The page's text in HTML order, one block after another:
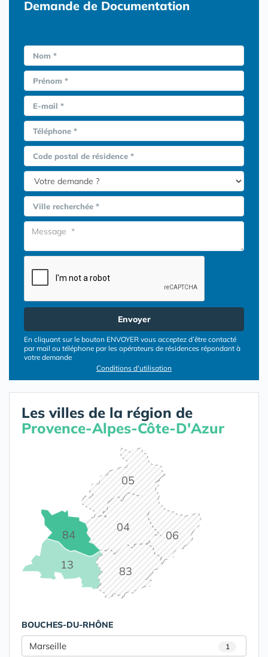
Demande de Documentation
Nom *
Prénom *
E-mail *
Téléphone *
Code postal de résidence *
Ville recherchée *
Envoyer
En cliquant sur le bouton ENVOYER vous acceptez d’être contacté
par mail ou téléphone par les opérateurs de résidences répondant à
votre demande
Conditions d'utilisation
Les villes de la région de
Provence-Alpes-Côte-D'Azur
04
05
06
13 83
84
BOUCHES-DU-RHÔNE
Marseille 1